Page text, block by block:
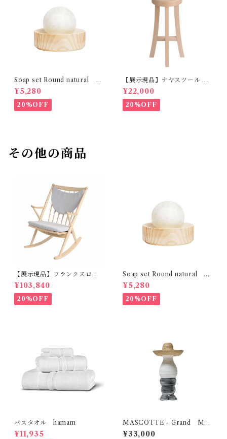
Soap set Round natural H
ETKINEN
¥5,280
20%OFF
【展示現品】ナヤスツール M
GREENHOLT
¥22,000
20%OFF
その他の商品
【展示現品】フランクスロッ
キング GREENHOLT
¥103,840
20%OFF
Soap set Round natural H
ETKINEN
¥5,280
20%OFF
バスタオル hamam
¥11,935
MASCOTTE - Grand MO
BJE
¥33,000